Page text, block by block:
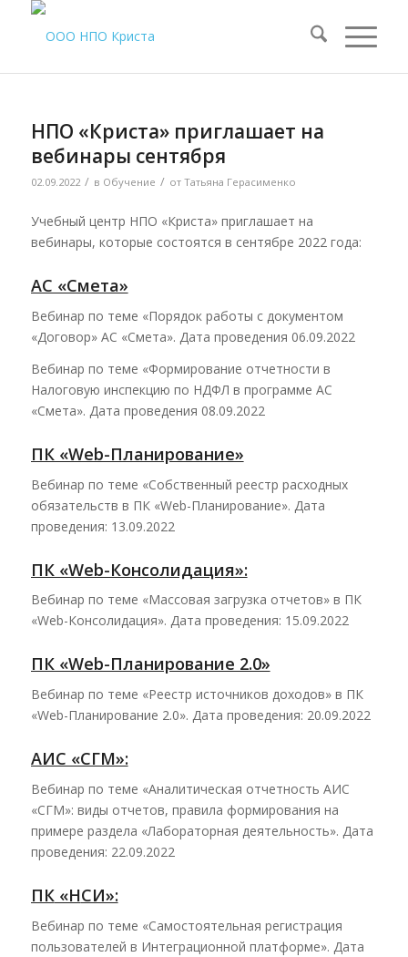
НПО «Криста» приглашает на
вебинары сентября
02.09.2022 / в Обучение / от Татьяна Герасименко
Учебный центр НПО «Криста» приглашает на
вебинары, которые состоятся в сентябре 2022 года:
АС «Смета»
Вебинар по теме «Порядок работы с документом
«Договор» АС «Смета». Дата проведения 06.09.2022
Вебинар по теме «Формирование отчетности в
Налоговую инспекцию по НДФЛ в программе АС
«Смета». Дата проведения 08.09.2022
ПК «Web-Планирование»
Вебинар по теме «Собственный реестр расходных
обязательств в ПК «Web-Планирование». Дата
проведения: 13.09.2022
ПК «Web-Консолидация»:
Вебинар по теме «Массовая загрузка отчетов» в ПК
«Web-Консолидация». Дата проведения: 15.09.2022
ПК «Web-Планирование 2.0»
Вебинар по теме «Реестр источников доходов» в ПК
«Web-Планирование 2.0». Дата проведения: 20.09.2022
АИС «СГМ»:
Вебинар по теме «Аналитическая отчетность АИС
«СГМ»: виды отчетов, правила формирования на
примере раздела «Лабораторная деятельность». Дата
проведения: 22.09.2022
ПК«НСИ»:
Вебинар по теме «Самостоятельная регистрация
пользователей в Интеграционной платформе». Дата